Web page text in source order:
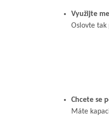
Využijte
Oslovte tak
Chcete se
Máte